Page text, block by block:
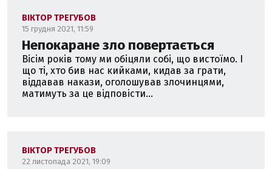
ВІКТОР ТРЕГУБОВ
15 грудня 2021, 11:59
Непокаране зло повертається
Вісім років тому ми обіцяли собі, що вистоїмо. І
що ті, хто бив нас кийками, кидав за грати,
віддавав накази, оголошував злочинцями,
матимуть за це відповісти...
ВІКТОР ТРЕГУБОВ
22 листопада 2021, 19:09